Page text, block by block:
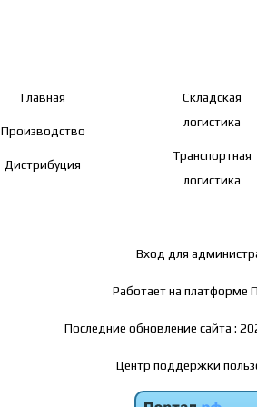
Главная
Производство
Дистрибуция
Складская
логистика
Транспортная
логистика
Вход для
Работает на платформе
Последние обновление сайта :
Центр поддержки